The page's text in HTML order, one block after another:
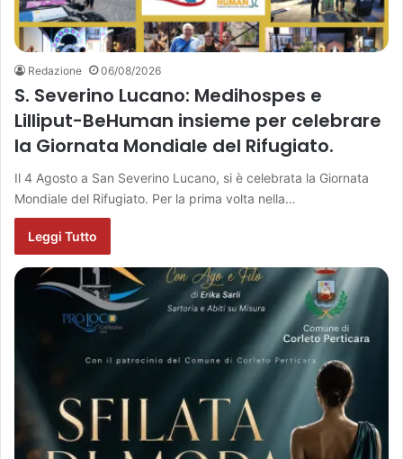
Redazione 06/08/2026
S. Severino Lucano: Medihospes e
Lilliput-BeHuman insieme per celebrare
la Giornata Mondiale del Rifugiato.
Il 4 Agosto a San Severino Lucano, si è celebrata la Giornata
Mondiale del Rifugiato. Per la prima volta nella…
Leggi Tutto